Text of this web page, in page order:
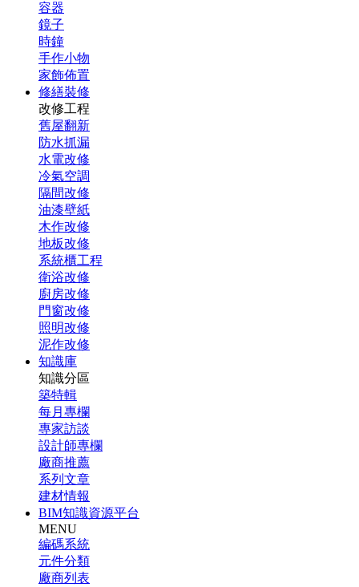
容器
鏡子
時鐘
手作小物
家飾佈置
修繕裝修
改修工程
舊屋翻新
防水抓漏
水電改修
冷氣空調
隔間改修
油漆壁紙
木作改修
地板改修
系統櫃工程
衛浴改修
廚房改修
門窗改修
照明改修
泥作改修
知識庫
知識分區
築特輯
每月專欄
專家訪談
設計師專欄
廠商推薦
系列文章
建材情報
BIM知識資源平台
MENU
編碼系統
元件分類
廠商列表